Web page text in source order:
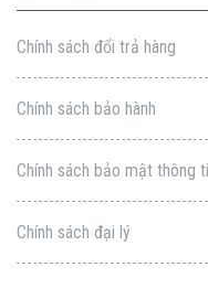
Chính sách đổi trả hàng
Chính sách bảo hành
Chính sách bảo mật thông
Chính sách đại lý